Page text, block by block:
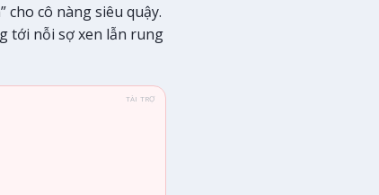
cô nàng siêu quậy.
tới nỗi sợ xen lẫn rung
TÀI TRỢ